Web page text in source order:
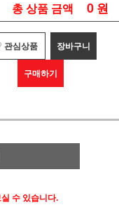
총 상품 금액 0 원
관심상품 장바구니
구매하기
수 있습니다.